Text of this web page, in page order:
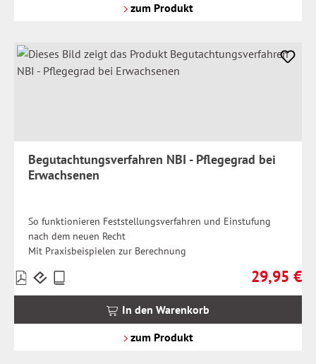
zum Produkt
Begutachtungsverfahren NBI - Pflegegrad bei
Erwachsenen
So funktionieren Feststellungsverfahren und Einstufung
nach dem neuen Recht
Mit Praxisbeispielen zur Berechnung
Regulärer
29,95 €
Preise
inkl.
In den Warenkorb
zum Produkt